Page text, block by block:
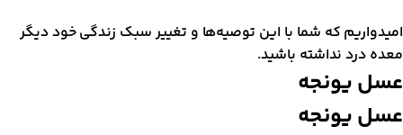
که شما با این توصیه‌ها و تغییر سبک زندگی خود دیگر
درد نداشته باشید.
یونجه
یونجه